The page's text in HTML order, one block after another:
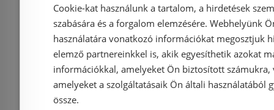
-5%
Rendelésre Rendelésre
Cookie-kat használunk a tartalom, a hirdetések
szabására és a forgalom elemzésére. Webhelyünk
használatára vonatkozó információkat megosztjuk
elemző partnereinkkel is, akik egyesíthetik azokat
információkkal, amelyeket Ön biztosított számukra,
amelyeket a szolgáltatásaik Ön általi használatából
össze.